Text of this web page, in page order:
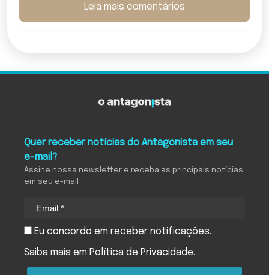
Leia mais comentários
Quer receber notícias do Antagonista em seu
e-mail?
Assine nossa newsletter e receba as principais notícias
em seu e-mail
Eu concordo em receber notificações.
Saiba mais em Política de Privacidade.